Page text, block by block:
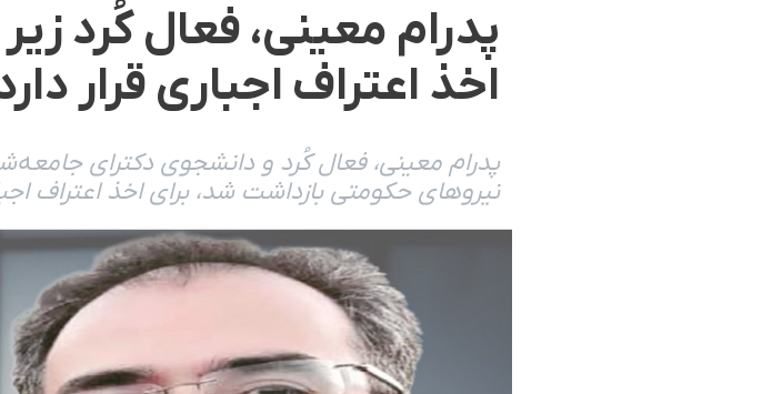
پدرام معینی، فعال کُرد
اخذ اعتراف اجباری قرار
پدرام معینی، فعال کُرد و دانشجوی دکترای
نیروهای حکومتی بازداشت شد، برای اخذ اعتراف